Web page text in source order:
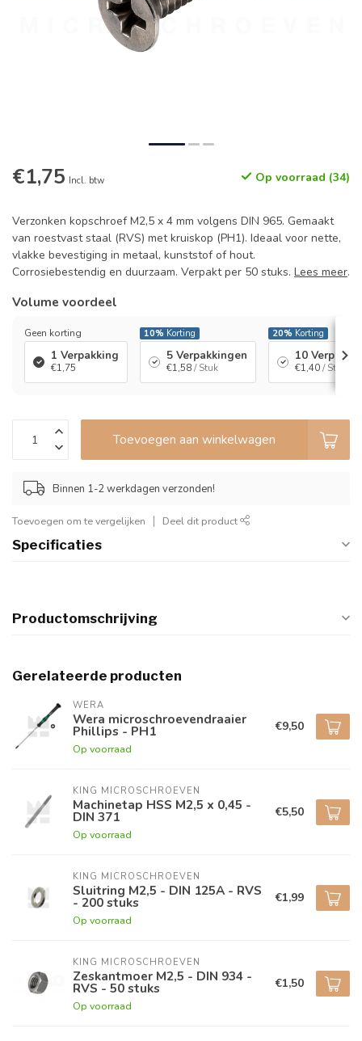
€1,75 Incl. btw Op voorraad (34)
Verzonken kopschroef M2,5 x 4 mm volgens DIN 965. Gemaakt
van roestvast staal (RVS) met kruiskop (PH1). Ideaal voor nette,
vlakke bevestiging in metaal, kunststof of hout.
Corrosiebestendig en duurzaam. Verpakt per 50 stuks. Lees meer.
Volume voordeel
Geen korting
1 Verpakking
€1,75
10% Korting
5 Verpakkingen
€1,58/ Stuk
20% Korting
10
€1,40/ Stuk
Toevoegen aan winkelwagen
Binnen 1-2 werkdagen verzonden!
Toevoegen om te vergelijken Deel dit product
Specificaties
Productomschrijving
Gerelateerde producten
WERA
Wera microschroevendraaier
Phillips - PH1
Op voorraad
€9,50
KING MICROSCHROEVEN
Machinetap HSS M2,5 x 0,45 -
DIN 371
Op voorraad
€5,50
KING MICROSCHROEVEN
Sluitring M2,5 - DIN 125A - RVS
- 200 stuks
Op voorraad
€1,99
KING MICROSCHROEVEN
Zeskantmoer M2,5 - DIN 934 -
RVS - 50 stuks
Op voorraad
€1,50